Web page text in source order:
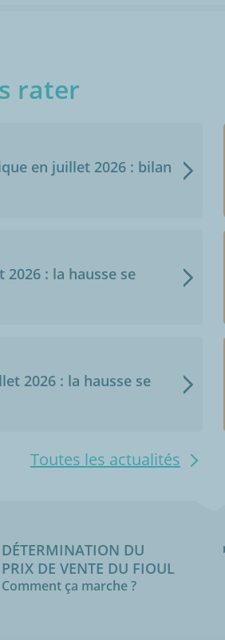
rater
en juillet 2026 : bilan
: la hausse se
2026 : la hausse se
Toutes les actualités
DÉTERMINATION DU
PRIX DE VENTE DU FIOUL
Comment ça marche ?